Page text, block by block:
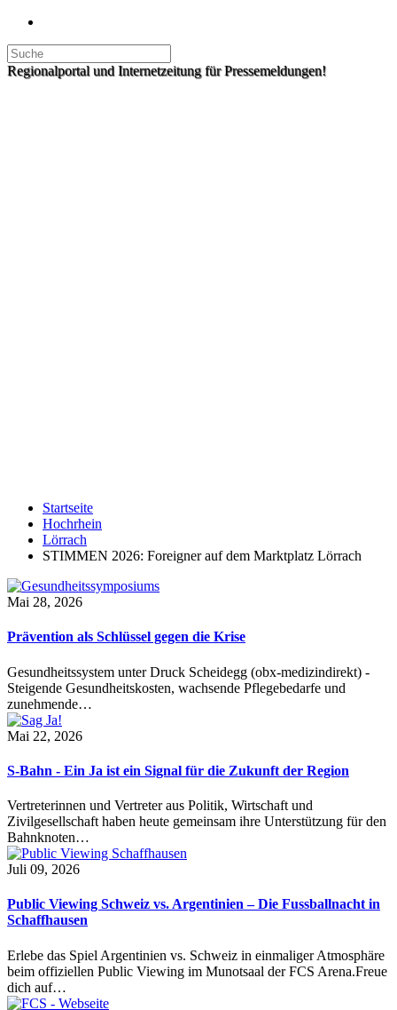
Regionalportal und Internetzeitung für Pressemeldungen!
Startseite
Hochrhein
Lörrach
STIMMEN 2026: Foreigner auf dem Marktplatz Lörrach
Mai 28, 2026
Prävention als Schlüssel gegen die Krise
Gesundheitssystem unter Druck Scheidegg (obx-medizindirekt) -
Steigende Gesundheitskosten, wachsende Pflegebedarfe und
zunehmende…
Mai 22, 2026
S-Bahn - Ein Ja ist ein Signal für die Zukunft der Region
Vertreterinnen und Vertreter aus Politik, Wirtschaft und
Zivilgesellschaft haben heute gemeinsam ihre Unterstützung für den
Bahnknoten…
Juli 09, 2026
Public Viewing Schweiz vs. Argentinien – Die Fussballnacht in
Schaffhausen
Erlebe das Spiel Argentinien vs. Schweiz in einmaliger Atmosphäre
beim offiziellen Public Viewing im Munotsaal der FCS Arena.Freue
dich auf…